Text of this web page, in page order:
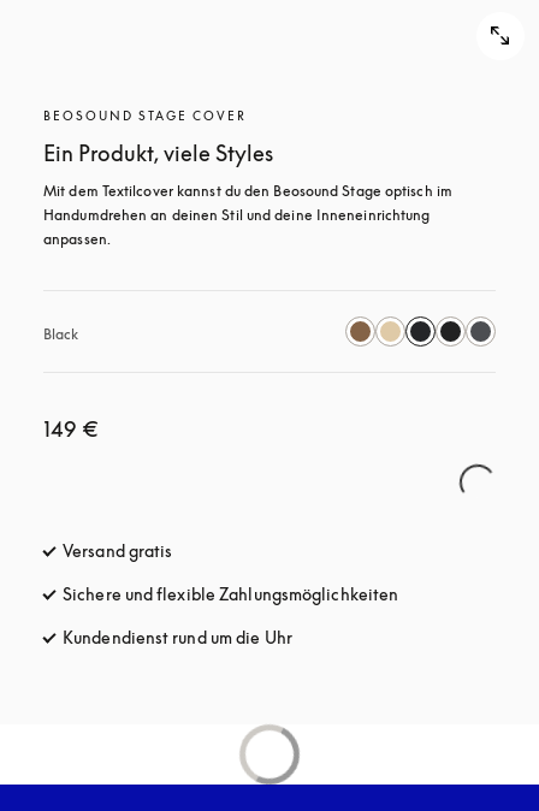
BEOSOUND STAGE COVER
Ein Produkt, viele Styles
Mit dem Textilcover kannst du den Beosound Stage optisch im
Handumdrehen an deinen Stil und deine Inneneinrichtung
anpassen.
Black
149 €
Versand gratis
Sichere und flexible Zahlungsmöglichkeiten
Kundendienst rund um die Uhröffnet sich in einem neuen Tab